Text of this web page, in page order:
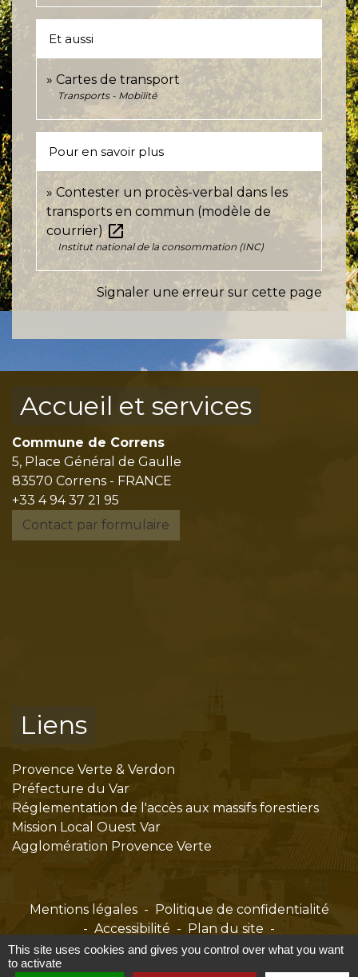
Et aussi
Cartes de transport
Transports - Mobilité
Pour en savoir plus
Contester un procès-verbal dans les
transports en commun (modèle de
courrier) open_in_new
Institut national de la consommation (INC)
Signaler une erreur sur cette page
Accueil et services
Commune de Correns
5, Place Général de Gaulle
83570 Correns - FRANCE
+33 4 94 37 21 95
Contact par formulaire
Liens
Provence Verte & Verdon
Préfecture du Var
Réglementation de l'accès aux massifs forestiers
Mission Local Ouest Var
Agglomération Provence Verte
Mentions légales -
Politique de confidentialité
- Accessibilité - Plan du site -
Gestion des cookies
This site uses cookies and gives you control over what you want
to activate